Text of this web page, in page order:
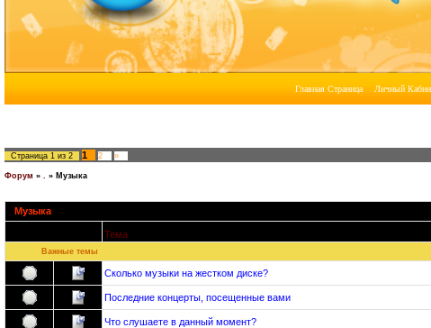
Страница 1 из 2 1 2 »
Форум » » Музыка
Музыка
Тема
Важные темы
Сколько музыки на жестком диске?
Последние концерты, посещенные вами
Что слушаете в данный момент?